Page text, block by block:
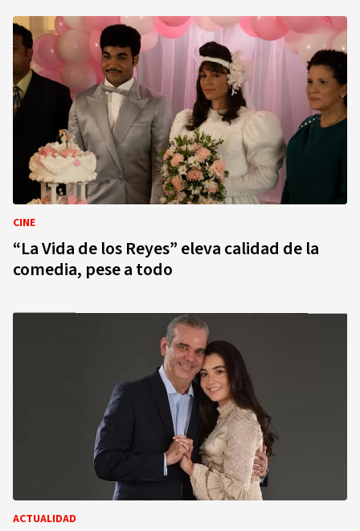
CINE
“La Vida de los Reyes” eleva calidad de la
comedia, pese a todo
ACTUALIDAD